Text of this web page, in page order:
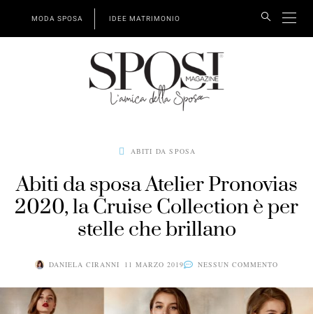
MODA SPOSA IDEE MATRIMONIO
ABITI DA SPOSA
Abiti da sposa Atelier Pronovias
2020, la Cruise Collection è per
stelle che brillano
DANIELA CIRANNI 11 MARZO 2019 NESSUN COMMENTO